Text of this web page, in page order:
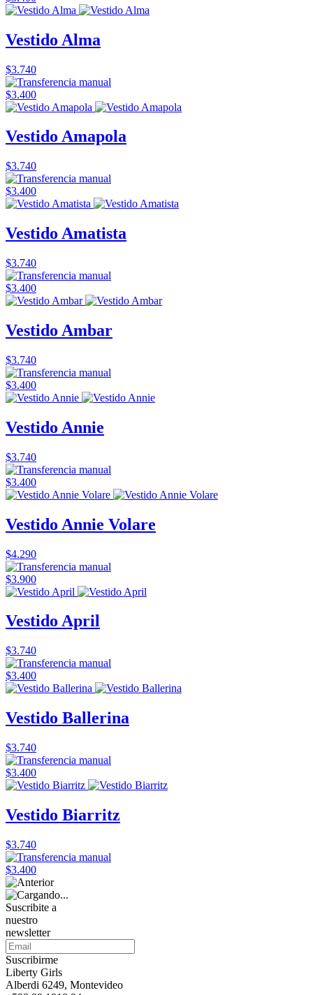
Vestido Alma
$3.740
$3.400
Vestido Amapola
$3.740
$3.400
Vestido Amatista
$3.740
$3.400
Vestido Ambar
$3.740
$3.400
Vestido Annie
$3.740
$3.400
Vestido Annie Volare
$4.290
$3.900
Vestido April
$3.740
$3.400
Vestido Ballerina
$3.740
$3.400
Vestido Biarritz
$3.740
$3.400
Suscribite a
nuestro
newsletter
Suscribirme
Liberty Girls
Alberdi 6249, Montevideo